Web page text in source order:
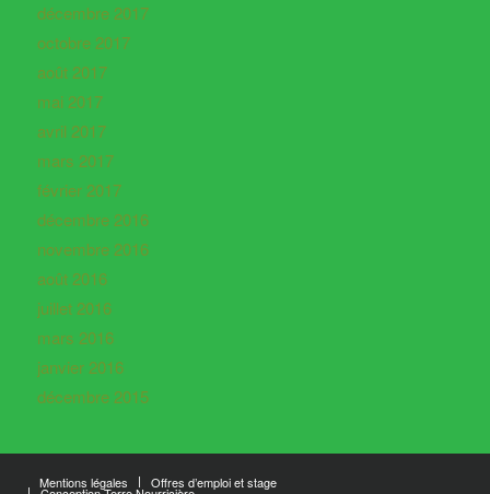
décembre 2017
octobre 2017
août 2017
mai 2017
avril 2017
mars 2017
février 2017
décembre 2016
novembre 2016
août 2016
juillet 2016
mars 2016
janvier 2016
décembre 2015
Mentions légales Offres d’emploi et stage